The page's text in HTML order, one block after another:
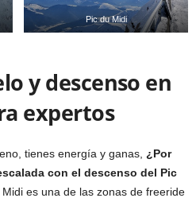
Pic du Midi
y descenso en
expertos
tienes energía y ganas, ¿Por
con el descenso del Pic
Midi es una de las zonas de freeride